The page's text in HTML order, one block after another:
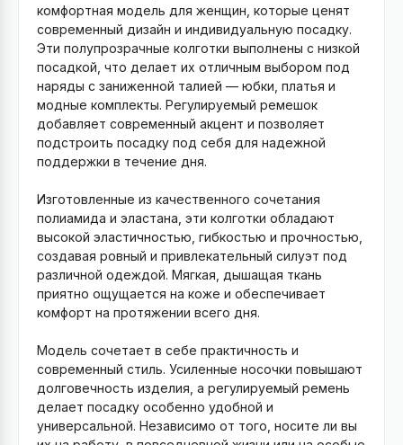
комфортная модель для женщин, которые ценят
современный дизайн и индивидуальную посадку.
Эти полупрозрачные колготки выполнены с низкой
посадкой, что делает их отличным выбором под
наряды с заниженной талией — юбки, платья и
модные комплекты. Регулируемый ремешок
добавляет современный акцент и позволяет
подстроить посадку под себя для надежной
поддержки в течение дня.
Изготовленные из качественного сочетания
полиамида и эластана, эти колготки обладают
высокой эластичностью, гибкостью и прочностью,
создавая ровный и привлекательный силуэт под
различной одеждой. Мягкая, дышащая ткань
приятно ощущается на коже и обеспечивает
комфорт на протяжении всего дня.
Модель сочетает в себе практичность и
современный стиль. Усиленные носочки повышают
долговечность изделия, а регулируемый ремень
делает посадку особенно удобной и
универсальной. Независимо от того, носите ли вы